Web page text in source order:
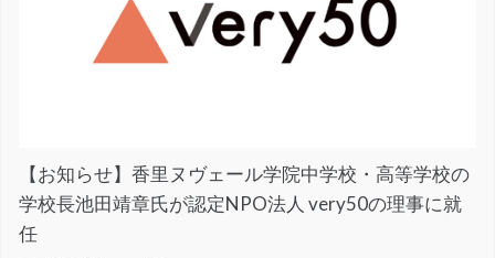
【お知らせ】香里ヌヴェール学院中学校・高等学校の
学校長池田靖章氏が認定NPO法人 very50の理事に就
任